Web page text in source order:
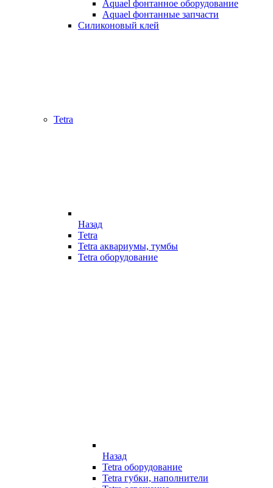
Aquael фонтанное оборудование
Aquael фонтанные запчасти
Силиконовый клей
Tetra
Назад
Tetra
Tetra аквариумы, тумбы
Tetra оборудование
Назад
Tetra оборудование
Tetra губки, наполнители